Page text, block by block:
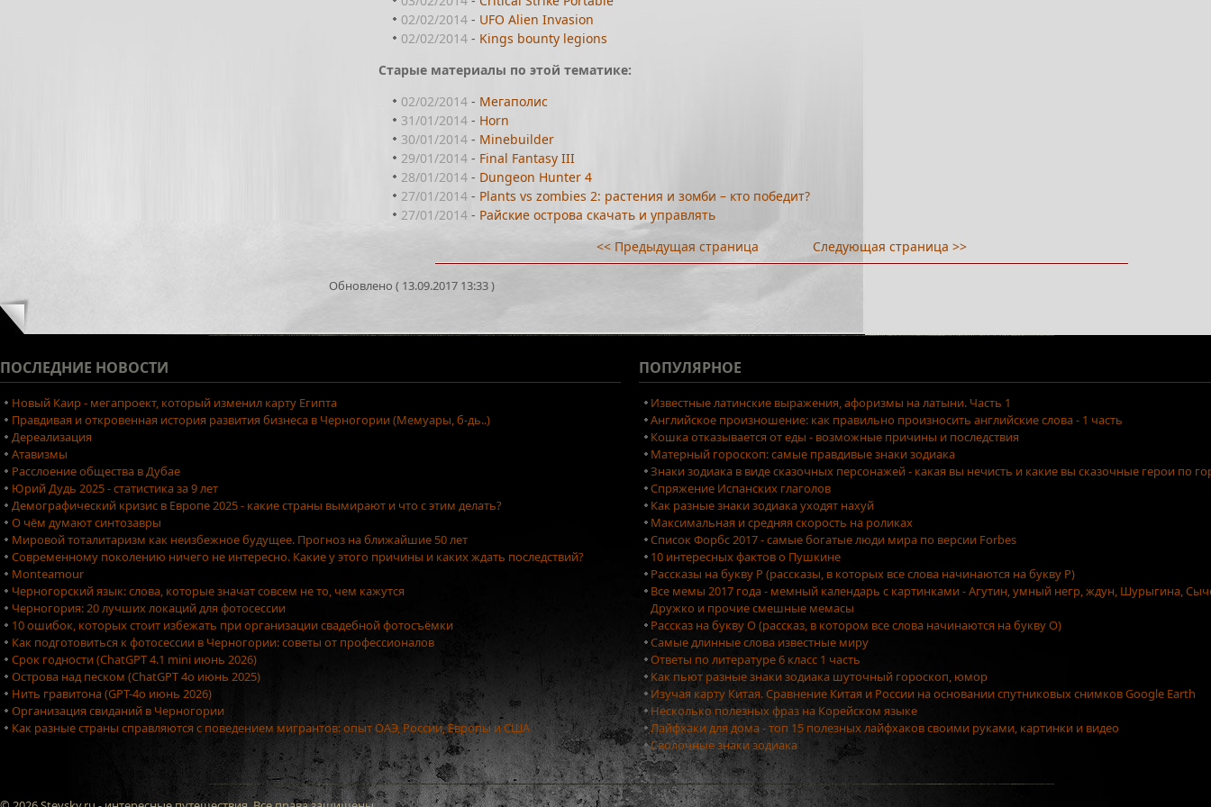
02/02/2014 - UFO Alien Invasion
02/02/2014 - Kings bounty legions
Старые материалы по этой тематике:
02/02/2014 - Мегаполис
31/01/2014 - Horn
30/01/2014 - Minebuilder
29/01/2014 - Final Fantasy III
28/01/2014 - Dungeon Hunter 4
27/01/2014 - Plants vs zombies 2: растения и зомби – кто победит?
27/01/2014 - Райские острова скачать и управлять
<< Предыдущая страница
Следующая страница >>
Обновлено ( 13.09.2017 13:33 )
ПОСЛЕДНИЕ НОВОСТИ
Новый Каир - мегапроект, который изменил карту Египта
Правдивая и откровенная история развития бизнеса в Черногории (Мемуары, б-дь..)
Дереализация
Атавизмы
Расслоение общества в Дубае
Юрий Дудь 2025 - статистика за 9 лет
Демографический кризис в Европе 2025 - какие страны вымирают и что с этим делать?
О чём думают синтозавры
Мировой тоталитаризм как неизбежное будущее. Прогноз на ближайшие 50 лет
Современному поколению ничего не интересно. Какие у этого причины и каких ждать последствий?
Monteamour
Черногорский язык: слова, которые значат совсем не то, чем кажутся
Черногория: 20 лучших локаций для фотосессии
10 ошибок, которых стоит избежать при организации свадебной фотосъёмки
Как подготовиться к фотосессии в Черногории: советы от профессионалов
Срок годности (ChatGPT 4.1 mini июнь 2026)
Острова над песком (ChatGPT 4o июнь 2025)
Нить гравитона (GPT-4o июнь 2026)
Организация свиданий в Черногории
Как разные страны справляются с поведением мигрантов: опыт ОАЭ, России, Европы и США
ПОПУЛЯРНОЕ
Известные латинские выражения, афоризмы на латыни. Часть 1
Английское произношение: как правильно произносить английские слова - 1 часть
Кошка отказывается от еды - возможные причины и последствия
Матерный гороскоп: самые правдивые знаки зодиака
Знаки зодиака в виде сказочных персонажей - какая вы нечисть и какие вы сказочные герои по
Спряжение Испанских глаголов
Как разные знаки зодиака уходят нахуй
Максимальная и средняя скорость на роликах
Список Форбс 2017 - самые богатые люди мира по версии Forbes
10 интересных фактов о Пушкине
Рассказы на букву Р (рассказы, в которых все слова начинаются на букву Р)
Все мемы 2017 года - мемный календарь с картинками - Агутин, умный негр, ждун, Шурыгина,
Дружко и прочие смешные мемасы
Рассказ на букву О (рассказ, в котором все слова начинаются на букву О)
Самые длинные слова известные миру
Ответы по литературе 6 класс 1 часть
Как пьют разные знаки зодиака шуточный гороскоп, юмор
Изучая карту Китая. Сравнение Китая и России на основании спутниковых снимков Google Earth
Несколько полезных фраз на Корейском языке
Лайфхаки для дома - топ 15 полезных лайфхаков своими руками, картинки и видео
Сволочные знаки зодиака